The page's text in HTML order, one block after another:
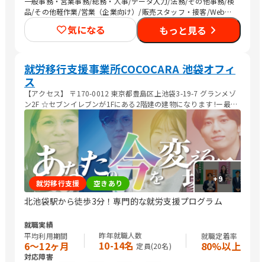
品/その他軽作業/営業（企業向け）/販売スタッフ・接客/Web制
作/デザイナー/清掃/農作業
気になる もっと見る
就労移行支援事業所COCOCARA 池袋オフィ
ス
【アクセス】 〒170-0012 東京都豊島区上池袋3-19-7 グランメゾ
ン2F ☆セブンイレブンが1Fにある2階建の建物になります !ー最寄
駅ー 東武東上線 北池袋駅 より徒歩3min JP埼京線 板橋駅 より徒
歩10min
+9
就労移行支援 空きあり
北池袋駅から徒歩3分！専門的な就労支援プログラム
就職実績
平均利用期間
6〜12ヶ月
昨年就職人数
10-14名 定員(20名)
就職定着率
80%以上
対応障害